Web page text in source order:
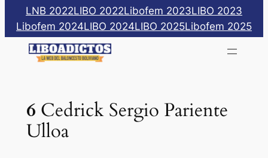
Saltar
contenido
LNB 2022LIBO 2022Libofem 2023LIBO 2023
Libofem 2024LIBO 2024LIBO 2025Libofem 2025
6 Cedrick Sergio Pariente
Ulloa